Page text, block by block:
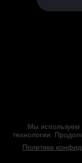
Мы
технологии.
Политика